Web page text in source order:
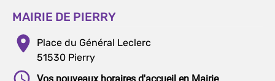
MAIRIE DE PIERRY
Place du Général Leclerc
51530 Pierry